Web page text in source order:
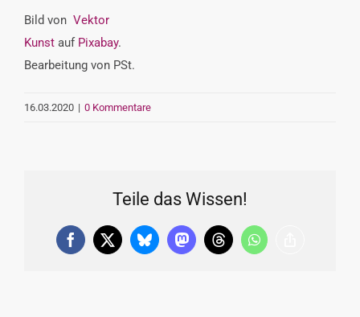
Bild von Vektor
Kunst auf Pixabay.
Bearbeitung von PSt.
16.03.2020 | 0 Kommentare
Teile das Wissen!
Facebook
X BlueskyMastodonThreadsWhatsApp